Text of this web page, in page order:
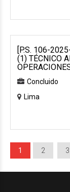
[P.S. 106-
(1) TÉCNICO
Concluido
Lima
1 2 3